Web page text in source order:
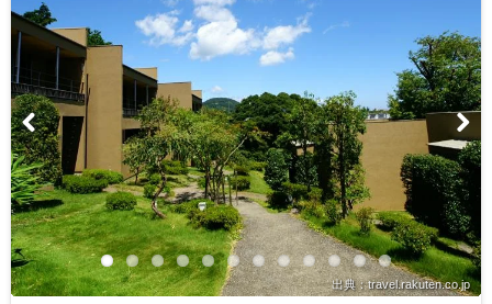
出典：travel.rakuten.co.jp